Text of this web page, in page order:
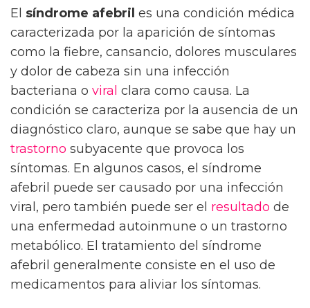
El síndrome afebril es una condición médica
caracterizada por la aparición de síntomas
como la fiebre, cansancio, dolores musculares
y dolor de cabeza sin una infección
bacteriana o viral clara como causa. La
condición se caracteriza por la ausencia de un
diagnóstico claro, aunque se sabe que hay un
trastorno subyacente que provoca los
síntomas. En algunos casos, el síndrome
afebril puede ser causado por una infección
viral, pero también puede ser el resultado de
una enfermedad autoinmune o un trastorno
metabólico. El tratamiento del síndrome
afebril generalmente consiste en el uso de
medicamentos para aliviar los síntomas.